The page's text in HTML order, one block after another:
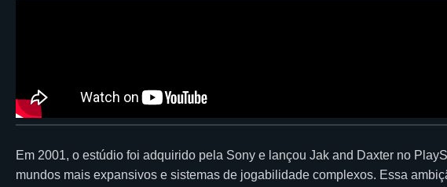
Em 2001, o estúdio foi adquirido pela Sony e lançou Jak and Daxter no
mundos mais expansivos e sistemas de jogabilidade complexos. Essa